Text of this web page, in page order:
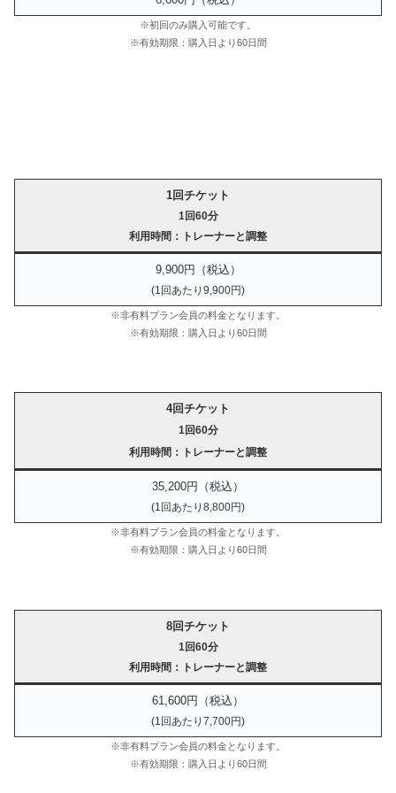
※初回のみ購入可能です。
※有効期限：購入日より60日間
1回チケット
1回60分
利用時間：トレーナーと調整
9,900円（税込）
(1回あたり9,900円)
※非有料プラン会員の料金となります。
※有効期限：購入日より60日間
4回チケット
1回60分
利用時間：トレーナーと調整
35,200円（税込）
(1回あたり8,800円)
※非有料プラン会員の料金となります。
※有効期限：購入日より60日間
8回チケット
1回60分
利用時間：トレーナーと調整
61,600円（税込）
(1回あたり7,700円)
※非有料プラン会員の料金となります。
※有効期限：購入日より60日間